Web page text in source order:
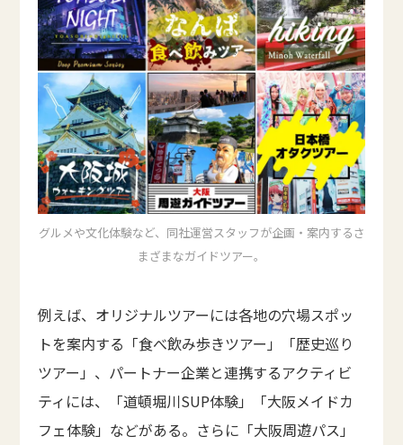
グルメや文化体験など、同社運営スタッフが企画・案内するさ
まざまなガイドツアー。
例えば、オリジナルツアーには各地の穴場スポッ
トを案内する「食べ飲み歩きツアー」「歴史巡り
ツアー」、パートナー企業と連携するアクティビ
ティには、「道頓堀川SUP体験」「大阪メイドカ
フェ体験」などがある。さらに「大阪周遊パス」